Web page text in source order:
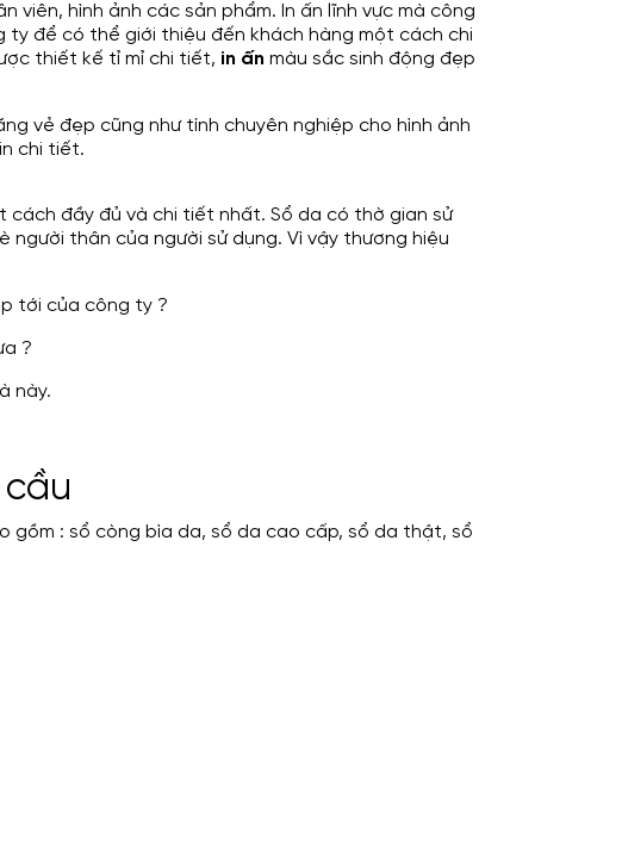
viên, hình ảnh các sản phẩm. In ấn lĩnh vực mà công
để có thể giới thiệu đến khách hàng một cách chi
thiết kế tỉ mỉ chi tiết, in ấn màu sắc sinh động đẹp
vẻ đẹp cũng như tính chuyên nghiệp cho hình ảnh
chi tiết.
đầy đủ và chi tiết nhất. Sổ da có thờ gian sử
thân của người sử dụng. Vì vậy thương hiệu
tới của công ty ?
?
này.
gồm : sổ còng bìa da, sổ da cao cấp, sổ da thật, sổ